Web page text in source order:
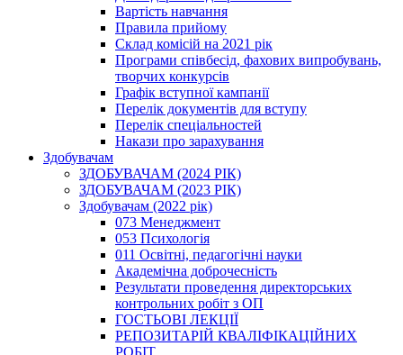
Вартість навчання
Правила прийому
Склад комісій на 2021 рік
Програми співбесід, фахових випробувань,
творчих конкурсів
Графік вступної кампанії
Перелік документів для вступу
Перелік спеціальностей
Накази про зарахування
Здобувачам
ЗДОБУВАЧАМ (2024 РІК)
ЗДОБУВАЧАМ (2023 РІК)
Здобувачам (2022 рік)
073 Менеджмент
053 Психологія
011 Освітні, педагогічні науки
Академічна доброчесність
Результати проведення директорських
контрольних робіт з ОП
ГОСТЬОВІ ЛЕКЦІЇ
РЕПОЗИТАРІЙ КВАЛІФІКАЦІЙНИХ
РОБІТ